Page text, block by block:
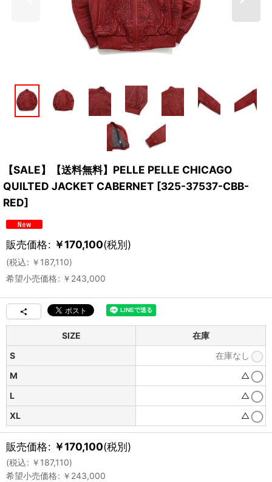
【SALE】【送料無料】PELLE PELLE CHICAGO
QUILTED JACKET CABERNET [325-37537-CBB-
RED]
販売価格: ￥170,100(税別)
(税込: ￥ 187,110)
希望小売価格: ￥ 243,000
SIZE
在庫
S
在庫なし
M
△
L
△
XL
△
販売価格: ￥170,100(税別)
(税込: ￥ 187,110)
希望小売価格: ￥ 243,000